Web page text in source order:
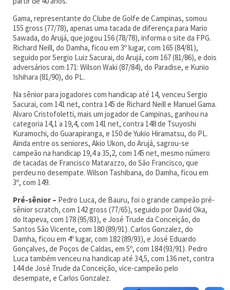
Gama, representante do Clube de Golfe de Campinas, somou
155 gross (77/78), apenas uma tacada de diferença para Mario
Sawada, do Arujá, que jogou 156 (78/78), informa o site da FPG.
Richard Neill, do Damha, ficou em 3º lugar, com 165 (84/81),
seguido por Sergio Luiz Sacurai, do Arujá, com 167 (81/86), e dois
adversários com 171: Wilson Waki (87/84), do Paradise, e Kunio
Ishihara (81/90), do PL.
Na sênior para jogadores com handicap até 14, venceu Sergio
Sacurai, com 141 net, contra 145 de Richard Neill e Manuel Gama.
Alvaro Cristofoletti, mais um jogador de Campinas, ganhou na
categoria 14,1 a 19,4, com 141 net, contra 148 de Tsuyoshi
Kuramochi, do Guarapiranga, e 150 de Yukio Hiramatsu, do PL.
Ainda entre os seniores, Akio Ukon, do Arujá, sagrou-se
campeão na handicap 19,4 a 35,2, com 145 net, mesmo número
de tacadas de Francisco Matarazzo, do São Francisco, que
perdeu no desempate. Wilson Tashibana, do Damha, ficou em
3º, com 149.
Pré-sênior – Pedro Luca, de Bauru, foi o grande campeão pré-
sênior scratch, com 142 gross (77/65), seguido por David Oka,
do Itapeva, com 178 (95/83), e José Trude da Conceição, do
Santos São Vicente, com 180 (89/91). Carlos Gonzalez, do
Damha, ficou em 4º lugar, com 182 (89/93), e José Eduardo
Gonçalves, de Poços de Caldas, em 5º, com 184 (93/91). Pedro
Luca também venceu na handicap até 34,5, com 136 net, contra
144 de José Trude da Conceição, vice-campeão pelo
desempate, e Carlos Gonzalez.